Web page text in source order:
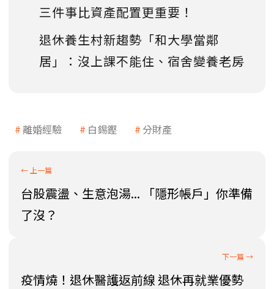
三件事比資產配置更重要！
退休養生村新趨勢「和大學當鄰
居」：沒上課不能住、宿舍變養老房
離婚經驗 白錫鏗 分財產
台股震盪、生意泡湯... 「隱形帳戶」你準備
了沒？
疫情燒！退休醫護返前線 退休再就業優勢